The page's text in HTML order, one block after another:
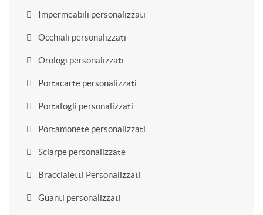
Impermeabili personalizzati
Occhiali personalizzati
Orologi personalizzati
Portacarte personalizzati
Portafogli personalizzati
Portamonete personalizzati
Sciarpe personalizzate
Braccialetti Personalizzati
Guanti personalizzati